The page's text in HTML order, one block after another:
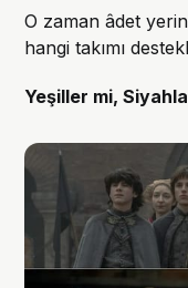
O zaman âdet
hangi takımı
Yeşiller mi,